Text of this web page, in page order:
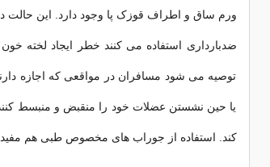
ورم ساق و اطراف قوزک پا وجود دارد. این حالت
ضدبارداری استفاده می کنند خطر ایجاد لخته خون
توصیه می شود مسافران در مواقعی که اجازه
یا حین نشستن عضلات خود را منقبض و منبسط
کند. استفاده از جوراب های مخصوص طبی هم